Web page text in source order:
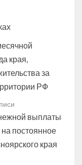
края,
за
РФ
выплаты
постоянное
края